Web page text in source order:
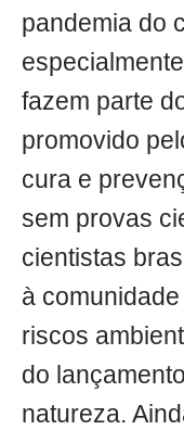
pandemia do
fazem parte
promovido
cura e
sem provas
cientistas
à
riscos
do
natureza.